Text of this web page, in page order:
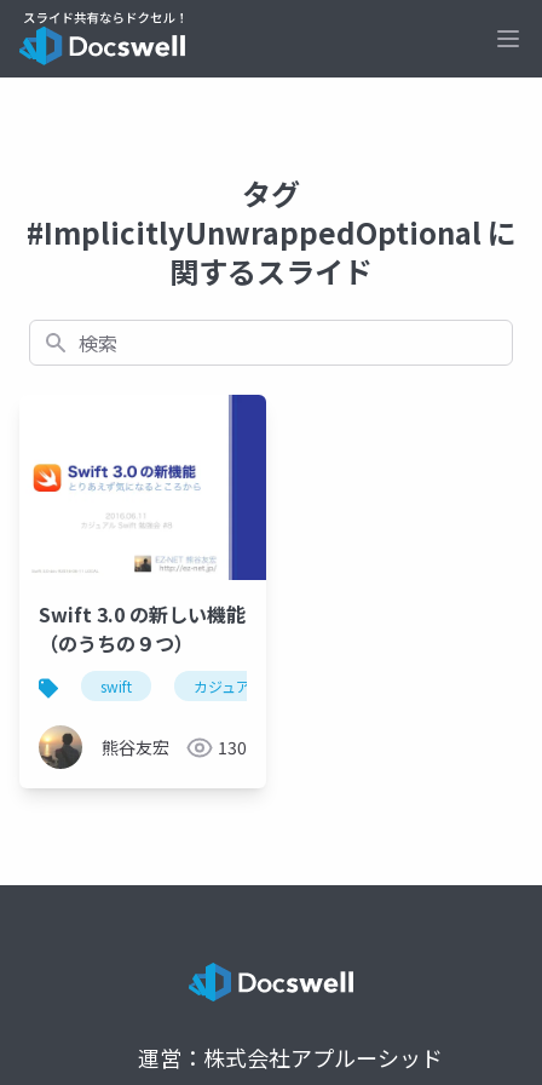
タグ
#ImplicitlyUnwrappedOptional に
関するスライド
検索
Swift 3.0 の新しい機能
（のうちの９つ）
swift カジュアルswift勉強会
熊谷友宏 130
運営：株式会社アプルーシッド